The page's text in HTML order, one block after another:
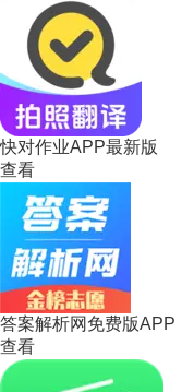
快对作业APP最新版
查看
答案解析网免费版APP
查看